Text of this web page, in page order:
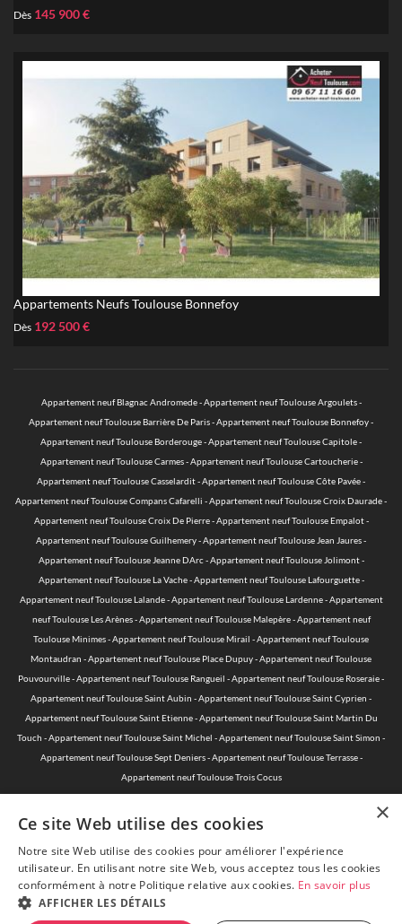
Dès 145 900 €
Appartements Neufs Toulouse Bonnefoy
Dès 192 500 €
Appartement neuf Blagnac Andromede-Appartement neuf Toulouse Argoulets-
Appartement neuf Toulouse Barrière De Paris-Appartement neuf Toulouse Bonnefoy-
Appartement neuf Toulouse Borderouge-Appartement neuf Toulouse Capitole-
Appartement neuf Toulouse Carmes-Appartement neuf Toulouse Cartoucherie-
Appartement neuf Toulouse Casselardit-Appartement neuf Toulouse Côte Pavée-
Appartement neuf Toulouse Compans Cafarelli -Appartement neuf Toulouse Croix Daurade-
Appartement neuf Toulouse Croix De Pierre-Appartement neuf Toulouse Empalot-
Appartement neuf Toulouse Guilhemery-Appartement neuf Toulouse Jean Jaures-
Appartement neuf Toulouse Jeanne DArc-Appartement neuf Toulouse Jolimont-
Appartement neuf Toulouse La Vache-Appartement neuf Toulouse Lafourguette-
Appartement neuf Toulouse Lalande-Appartement neuf Toulouse Lardenne-Appartement
neuf Toulouse Les Arènes-Appartement neuf Toulouse Malepère-Appartement neuf
Toulouse Minimes-Appartement neuf Toulouse Mirail -Appartement neuf Toulouse
Montaudran -Appartement neuf Toulouse Place Dupuy-Appartement neuf Toulouse
Pouvourville-Appartement neuf Toulouse Rangueil -Appartement neuf Toulouse Roseraie-
Appartement neuf Toulouse Saint Aubin -Appartement neuf Toulouse Saint Cyprien -
Appartement neuf Toulouse Saint Etienne-Appartement neuf Toulouse Saint Martin Du
Touch -Appartement neuf Toulouse Saint Michel -Appartement neuf Toulouse Saint Simon -
Appartement neuf Toulouse Sept Deniers-Appartement neuf Toulouse Terrasse-
Appartement neuf Toulouse Trois Cocus
© 2015-2026 Acheter-Neuf-Toulouse.com - Toute reproduction est
interdite —Mentions légales— Politique de protection des données
personnelles
×
Ce site Web utilise des cookies
Notre site Web utilise des cookies pour améliorer l'expérience
utilisateur. En utilisant notre site Web, vous acceptez tous les cookies
conformément à notre Politique relative aux cookies. En savoir plus
AFFICHER LES DÉTAILS